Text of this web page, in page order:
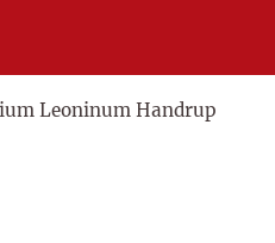
Leoninum Handrup